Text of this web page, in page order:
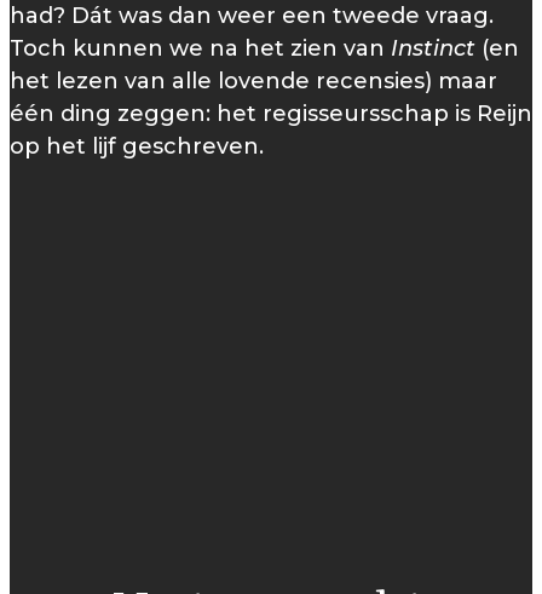
had? Dát was dan weer een tweede vraag.
Toch kunnen we na het zien van Instinct (en
het lezen van alle lovende recensies) maar
één ding zeggen: het regisseursschap is Reijn
op het lijf geschreven.